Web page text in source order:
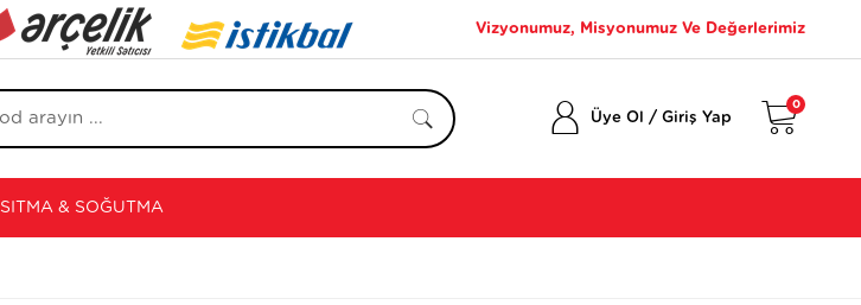
Vizyonumuz, Misyonumuz Ve Değerlerimiz
0
Üye Ol / Giriş Yap
ISITMA & SOĞUTMA